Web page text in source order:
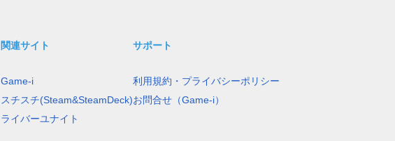
関連サイト
Game-i
スチスチ(Steam&SteamDeck)
ライバーユナイト
サポート
利用規約・プライバシーポリシー
お問合せ（Game-i）